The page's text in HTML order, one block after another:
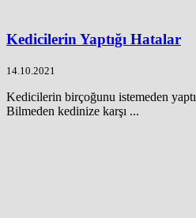
Kedicilerin Yaptığı Hatalar
14.10.2021
Kedicilerin birçoğunu istemeden
Bilmeden kedinize karşı ...